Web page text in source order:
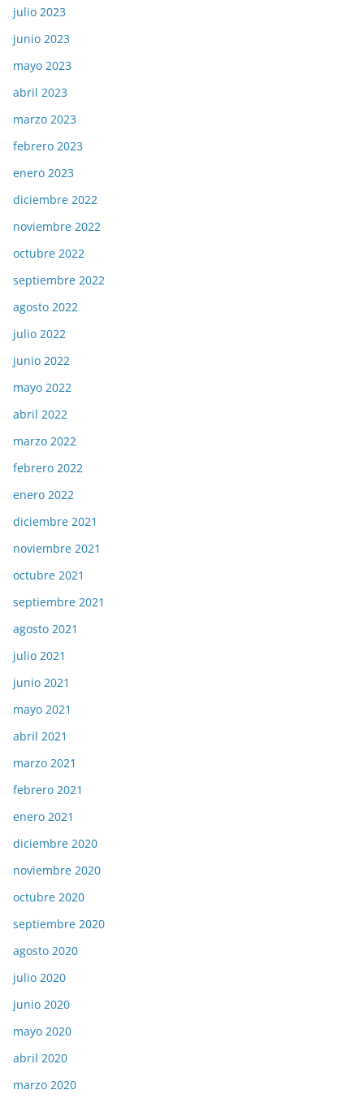
julio 2023
junio 2023
mayo 2023
abril 2023
marzo 2023
febrero 2023
enero 2023
diciembre 2022
noviembre 2022
octubre 2022
septiembre 2022
agosto 2022
julio 2022
junio 2022
mayo 2022
abril 2022
marzo 2022
febrero 2022
enero 2022
diciembre 2021
noviembre 2021
octubre 2021
septiembre 2021
agosto 2021
julio 2021
junio 2021
mayo 2021
abril 2021
marzo 2021
febrero 2021
enero 2021
diciembre 2020
noviembre 2020
octubre 2020
septiembre 2020
agosto 2020
julio 2020
junio 2020
mayo 2020
abril 2020
marzo 2020